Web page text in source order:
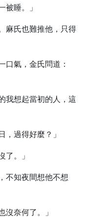
被睡。」
麻氏也難推他，只得
口氣，金氏問道：
我想起當初的人，這
，過得好麼？」
了。」
不知夜間想他不想
沒奈何了。」